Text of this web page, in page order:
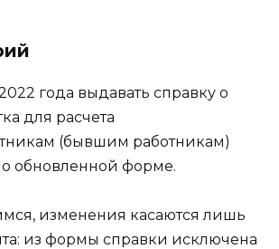
года выдавать справку о
для расчета
(бывшим работникам)
обновленной форме.
изменения касаются лишь
из формы справки исключена